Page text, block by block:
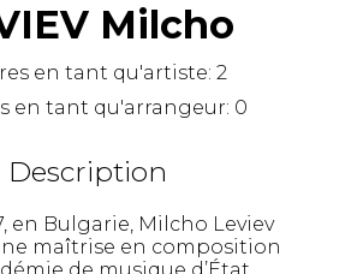
Milcho
en tant qu'artiste:2
en tant qu'arrangeur: 0
Description
en Bulgarie, Milcho Leviev
maîtrise en composition